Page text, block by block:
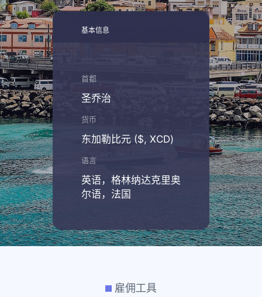
基本信息
首都
圣乔治
货币
东加勒比元 ($, XCD)
语言
英语，格林纳达克里奥
尔语，法国
雇佣工具